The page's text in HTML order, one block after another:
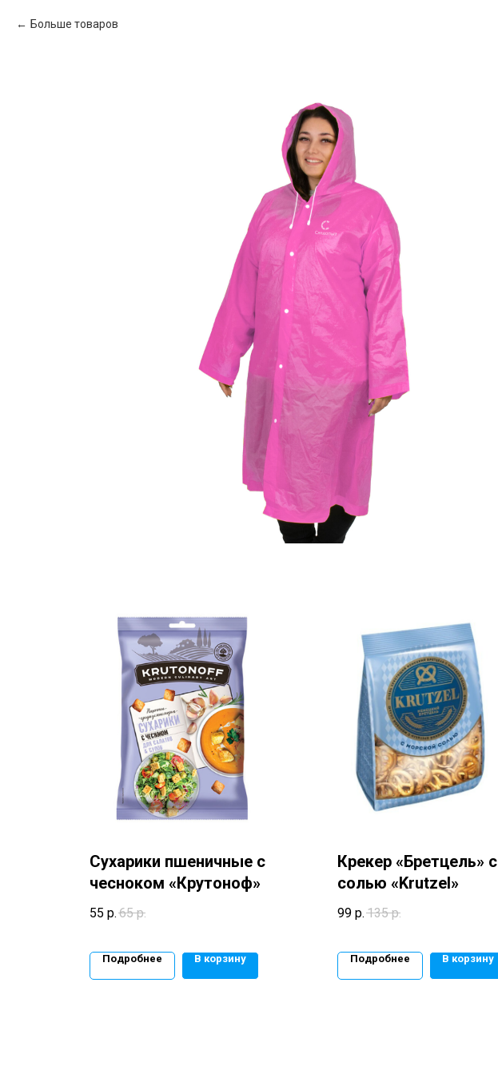
Больше товаров
Сухарики пшеничные с
чесноком «Крутоноф»
55 р. 65 р.
Подробнее В корзину
Крекер «Бретцель» с
солью «Krutzel»
99 р. 135 р.
Подробнее В корзину